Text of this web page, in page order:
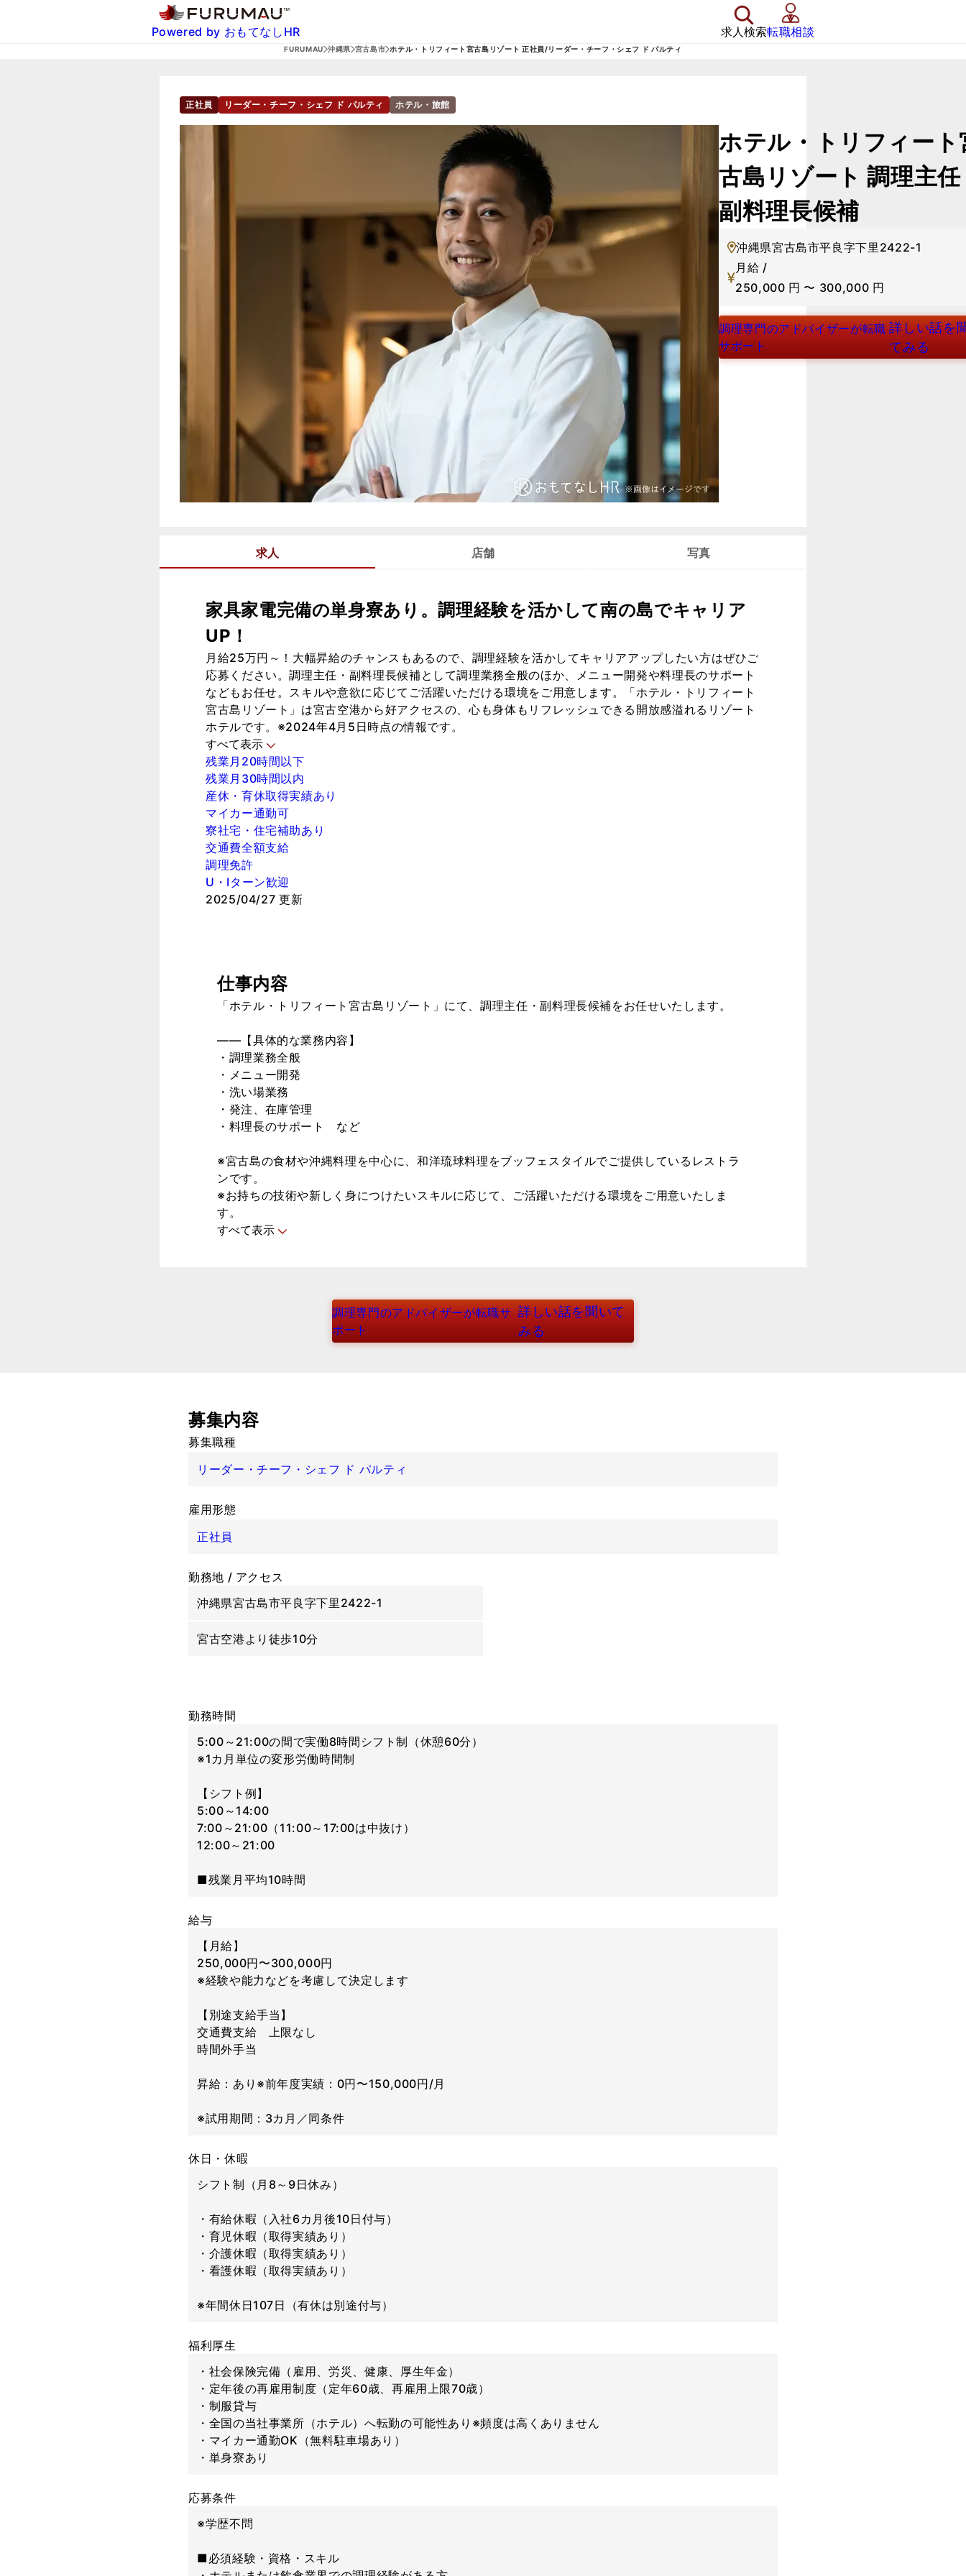
Powered by おもてなしHR 求人検索転職相談
FURUMAU 沖縄県 宮古島市 ホテル・トリフィート宮古島リゾート 正社員/リーダー・チーフ・シェフ ド パルティ
正社員 リーダー・チーフ・シェフ ド パルティ ホテル・旅館
ホテル・トリフィート
古島リゾート 調理主
副料理長候補
沖縄県宮古島市平良字下里2422-1
月給 /
250,000 円 〜 300,000 円
調理専門のアドバイザーが転職
サポート
詳しい話を
てみる
求人 店舗 写真
家具家電完備の単身寮あり。調理経験を活かして南の島でキャリア
UP！
月給25万円～！大幅昇給のチャンスもあるので、調理経験を活かしてキャリアアップしたい方はぜひご
応募ください。調理主任・副料理長候補として調理業務全般のほか、メニュー開発や料理長のサポート
などもお任せ。スキルや意欲に応じてご活躍いただける環境をご用意します。「ホテル・トリフィート
宮古島リゾート」は宮古空港から好アクセスの、心も身体もリフレッシュできる開放感溢れるリゾート
ホテルです。※2024年4月5日時点の情報です。
すべて表示
残業月20時間以下
残業月30時間以内
産休・育休取得実績あり
マイカー通勤可
寮社宅・住宅補助あり
交通費全額支給
調理免許
U・Iターン歓迎
2025/04/27 更新
仕事内容
「ホテル・トリフィート宮古島リゾート」にて、調理主任・副料理長候補をお任せいたします。
――【具体的な業務内容】
・調理業務全般
・メニュー開発
・洗い場業務
・発注、在庫管理
・料理長のサポート など
※宮古島の食材や沖縄料理を中心に、和洋琉球料理をブッフェスタイルでご提供しているレストラ
ンです。
※お持ちの技術や新しく身につけたいスキルに応じて、ご活躍いただける環境をご用意いたしま
す。
すべて表示
調理専門のアドバイザーが転職サ
ポート
詳しい話を聞いて
みる
募集内容
募集職種
リーダー・チーフ・シェフ ド パルティ
雇用形態
正社員
勤務地 / アクセス
沖縄県宮古島市平良字下里2422-1
宮古空港より徒歩10分
勤務時間
5:00～21:00の間で実働8時間シフト制（休憩60分）
※1カ月単位の変形労働時間制
【シフト例】
5:00～14:00
7:00～21:00（11:00～17:00は中抜け）
12:00～21:00
■残業月平均10時間
給与
【月給】
250,000円〜300,000円
※経験や能力などを考慮して決定します
【別途支給手当】
交通費支給 上限なし
時間外手当
昇給：あり※前年度実績：0円〜150,000円/月
※試用期間：3カ月／同条件
休日・休暇
シフト制（月8～9日休み）
・有給休暇（入社6カ月後10日付与）
・育児休暇（取得実績あり）
・介護休暇（取得実績あり）
・看護休暇（取得実績あり）
※年間休日107日（有休は別途付与）
福利厚生
・社会保険完備（雇用、労災、健康、厚生年金）
・定年後の再雇用制度（定年60歳、再雇用上限70歳）
・制服貸与
・全国の当社事業所（ホテル）へ転勤の可能性あり※頻度は高くありません
・マイカー通勤OK（無料駐車場あり）
・単身寮あり
応募条件
※学歴不問
■必須経験・資格・スキル